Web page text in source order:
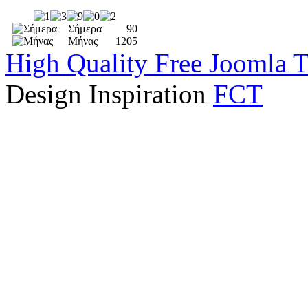
Σήμερα
90
Μήνας
1205
High Quality Free Joomla
Design Inspiration FCT